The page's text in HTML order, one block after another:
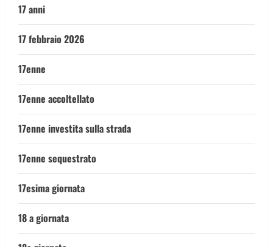
17 anni
17 febbraio 2026
17enne
17enne accoltellato
17enne investita sulla strada
17enne sequestrato
17esima giornata
18 a giornata